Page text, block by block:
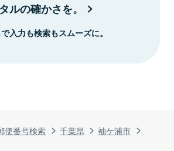
便番号検索 千葉県
袖ケ浦市
ルの確かさを。
入力も検索もスムーズに。